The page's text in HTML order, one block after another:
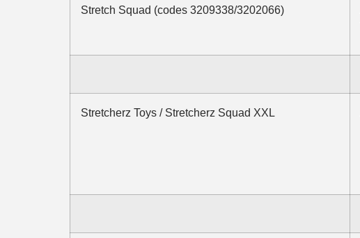
Stretch Squad (codes 3209338/3202066)
Stretcherz Toys / Stretcherz Squad XXL